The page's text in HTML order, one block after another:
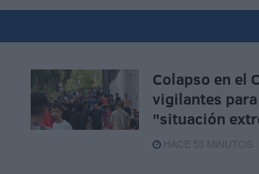
Colapso en el
vigilantes
"situación
HACE 53 MINUTOS